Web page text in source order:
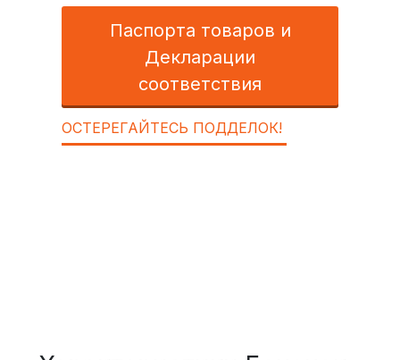
Паспорта товаров и
Декларации
соответствия
ОСТЕРЕГАЙТЕСЬ ПОДДЕЛОК!